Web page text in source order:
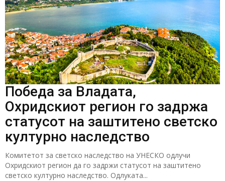
Победа за Владата,
Охридскиот регион го задржа
статусот на заштитено светско
културно наследство
Комитетот за светско наследство на УНЕСКО одлучи
Охридскиот регион да го задржи статусот на заштитено
светско културно наследство. Одлуката...